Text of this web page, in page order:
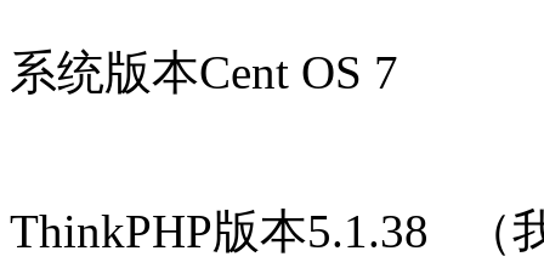
系统版本Cent OS 7
ThinkPHP版本5.1.38 （